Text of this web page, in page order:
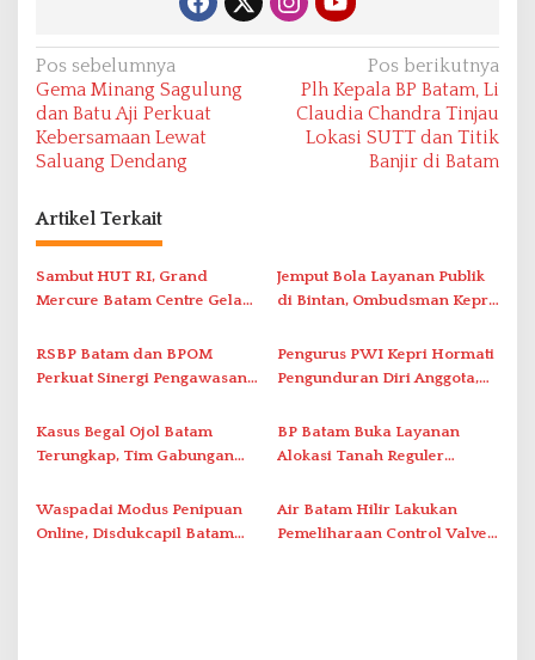
N
a
v
i
g
a
s
i
o
Pos sebelumnya
Gema Minang Sagulung
dan Batu Aji Perkuat
Kebersamaan Lewat
Saluang Dendang
Pos berikutnya
Plh Kepala BP Batam, Li
Claudia Chandra Tinjau
Lokasi SUTT dan Titik
Banjir di Batam
Artikel Terkait
Sambut HUT RI, Grand
Mercure Batam Centre Gelar
Nusantara’
Jemput Bola Layanan Publik
di Bintan, Ombudsman Kepri
Solar Nelayan
RSBP Batam dan BPOM
Perkuat Sinergi Pengawasan
Pelayanan Kefarmasian
Pengurus PWI Kepri Hormati
Pengunduran Diri Anggota,
Administrasi ke Pusat
Kasus Begal Ojol Batam
Terungkap, Tim Gabungan
Simpang Dam
BP Batam Buka Layanan
Alokasi Tanah Reguler
Waspadai Modus Penipuan
Online, Disdukcapil Batam
Air Batam Hilir Lakukan
Pemeliharaan Control Valve,